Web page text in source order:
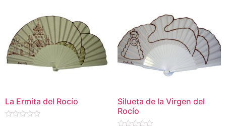
La Ermita del Rocío
Silueta de la Virgen del
Rocío